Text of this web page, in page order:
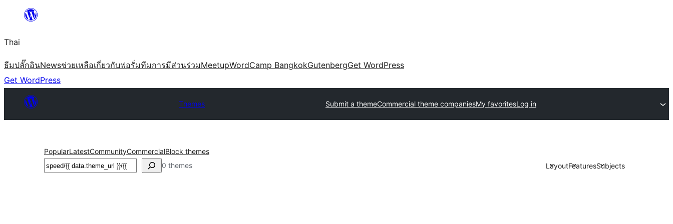
ยัง
เนื้อหา
Thai
ธีมปลั๊กอินNewsช่วยเหลือเกี่ยวกับฟอรั่มทีมการมีส่วนร่วมMeetupWordCamp BangkokGutenbergGet WordPress
Get WordPress
Themes Submit a themeCommercial theme companiesMy favoritesLog in
PopularLatestCommunityCommercialBlock themes
ค้นหา 0 themes LayoutFeaturesSubjects